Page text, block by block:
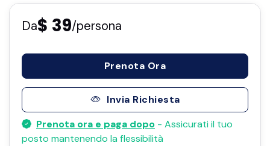
Da$ 39/persona
Prenota Ora
Invia Richiesta
Prenota ora e paga dopo - Assicurati il ​​tuo
posto mantenendo la flessibilità